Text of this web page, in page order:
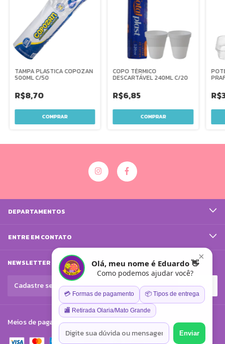
TAMPA PLASTICA COPOZAN
500ML C/50
R$8,70
COPO TÉRMICO
DESCARTÁVEL 240ML C/20
R$6,85
DEPARTAMENTOS
ENTRE EM CONTATO
NEWSLETTER
Meios de pagamento
×
Olá, meu nome é Eduardo 👋
Como podemos ajudar você?
💳 Formas de pagamento 📦 Tipos de entrega
🏬 Retirada Olaria/Mato Grande
Enviar